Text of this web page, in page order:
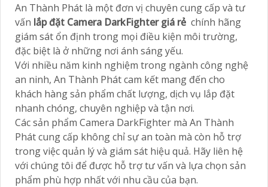
An Thành Phát là một đơn vị chuyên cung cấp và tư
vấn lắp đặt Camera DarkFighter giá rẻ chính hãng
giám sát ổn định trong mọi điều kiện môi trường,
đặc biệt là ở những nơi ánh sáng yếu.
Với nhiều năm kinh nghiệm trong ngành công nghệ
an ninh, An Thành Phát cam kết mang đến cho
khách hàng sản phẩm chất lượng, dịch vụ lắp đặt
nhanh chóng, chuyên nghiệp và tận nơi.
Các sản phẩm Camera DarkFighter mà An Thành
Phát cung cấp không chỉ sự an toàn mà còn hỗ trợ
trong việc quản lý và giám sát hiệu quả. Hãy liên hệ
với chúng tôi để được hỗ trợ tư vấn và lựa chọn sản
phẩm phù hợp nhất với nhu cầu của bạn.